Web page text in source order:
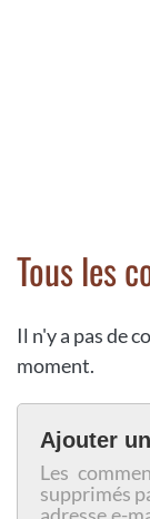
Tous les
Il n'y a pas de
moment.
Ajouter
Les
supprimés